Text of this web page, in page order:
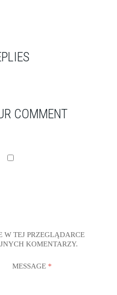
COMMENT
W TEJ PRZEGLĄDARCE
KOMENTARZY.
MESSAGE *